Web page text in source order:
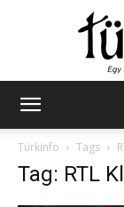
Türkinfo
Tags
Tag: RTL